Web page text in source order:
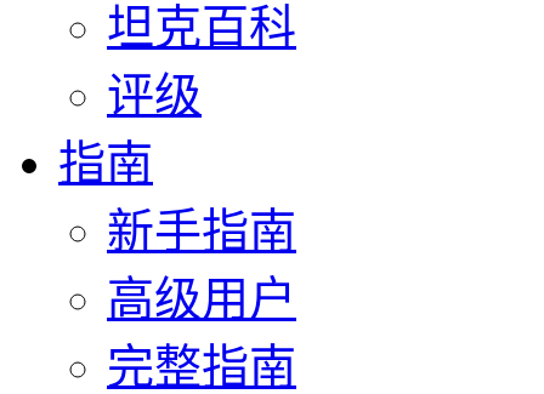
坦克百科
评级
指南
新手指南
高级用户
完整指南